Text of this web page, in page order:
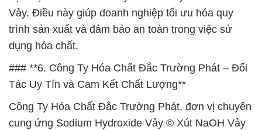
Vảy. Điều này giúp doanh nghiệp tối ưu hóa quy
trình sản xuất và đảm bảo an toàn trong việc sử
dụng hóa chất.
### **6. Công Ty Hóa Chất Đắc Trường Phát – Đối
Tác Uy Tín và Cam Kết Chất Lượng**
Công Ty Hóa Chất Đắc Trường Phát, đơn vị chuyên
cung ứng Sodium Hydroxide Vảy © Xút NaOH Vảy